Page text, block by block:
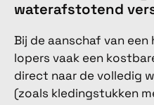
waterafstotend
Bij de aanschaf van
lopers vaak een
direct naar de volledig
(zoals kledingstukken